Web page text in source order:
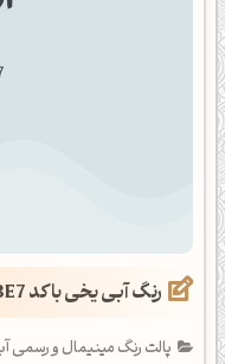
رنگ آبی یخی با کد D8E3E7
پالت رنگ مینیمال و رسمی